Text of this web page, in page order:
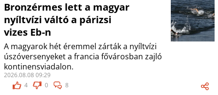
Bronzérmes lett a magyar
nyíltvízi váltó a párizsi
vizes Eb-n
A magyarok hét éremmel zárták a nyíltvízi
úszóversenyeket a francia fővárosban zajló
kontinensviadalon.
2026.08.08 09:29
4
0 8